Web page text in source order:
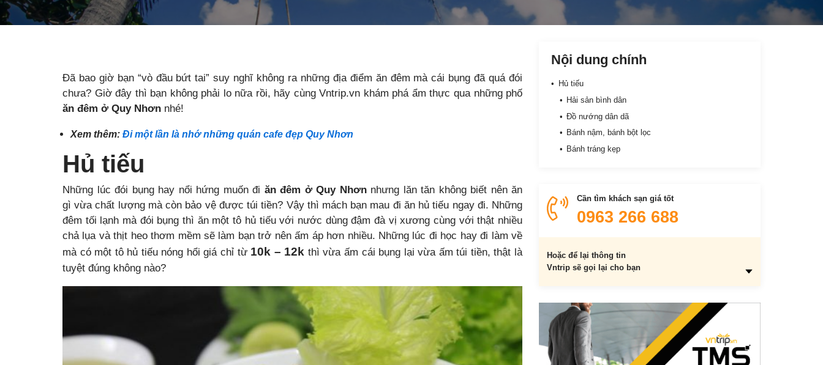
Đã bao giờ bạn “vò đầu bứt tai” suy nghĩ không ra những địa điểm ăn đêm mà cái bụng đã quá đói
chưa? Giờ đây thì bạn không phải lo nữa rồi, hãy cùng Vntrip.vn khám phá ẩm thực qua những phố
ăn đêm ở Quy Nhơn nhé!
Xem thêm: Đi một lần là nhớ những quán cafe đẹp Quy Nhơn
Hủ tiếu
Những lúc đói bụng hay nổi hứng muốn đi ăn đêm ở Quy Nhơnnhưng lăn tăn không biết nên ăn
gì vừa chất lượng mà còn bảo vệ được túi tiền? Vậy thì mách bạn mau đi ăn hủ tiếu ngay đi. Những
đêm tối lạnh mà đói bụng thì ăn một tô hủ tiếu với nước dùng đậm đà vị xương cùng với thật nhiều
chả lụa và thịt heo thơm mềm sẽ làm bạn trở nên ấm áp hơn nhiều. Những lúc đi học hay đi làm về
mà có một tô hủ tiếu nóng hổi giá chỉ từ 10k – 12k thì vừa ấm cái bụng lại vừa ấm túi tiền, thật là
tuyệt đúng không nào?
Nội dung chính
Hủ tiếu
Hải sản bình dân
Đồ nướng dân dã
Bánh nậm, bánh bột lọc
Bánh tráng kẹp
Cần tìm khách sạn giá tốt
0963 266 688
Hoặc để lại thông tin
Vntrip sẽ gọi lại cho bạn